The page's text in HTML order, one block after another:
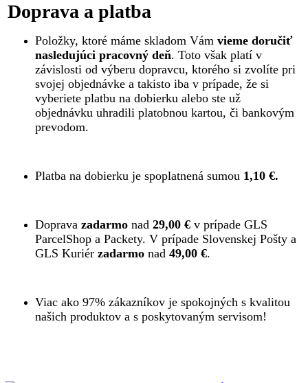
Doprava a platba
Položky, ktoré máme skladom Vám vieme doručiť
nasledujúci pracovný deň. Toto však platí v
závislosti od výberu dopravcu, ktorého si zvolíte pri
svojej objednávke a takisto iba v prípade, že si
vyberiete platbu na dobierku alebo ste už
objednávku uhradili platobnou kartou, či bankovým
prevodom.
Platba na dobierku je spoplatnená sumou 1,10 €.
Doprava zadarmo nad 29,00 € v prípade GLS
ParcelShop a Packety. V prípade Slovenskej Pošty a
GLS Kuriér zadarmo nad 49,00 €.
Viac ako 97% zákazníkov je spokojných s kvalitou
našich produktov a s poskytovaným servisom!